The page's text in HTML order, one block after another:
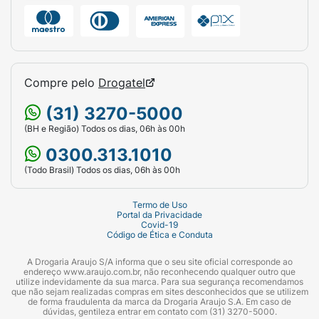
bebida.4. Fonte de Energia
Café: Contém café, que é uma fonte natural
de cafeína, ajudando a melhorar a energia, o
foco e a concentração, sendo uma ótima
opção para quem precisa de um impulso ao
longo do dia.
5. Versatilidade
Acompanha diversos momentos: Ideal para
diferentes ocasiões, desde uma pausa rápida
até um lanche ou sobremesa, o Frappuccino
Clássico pode ser consumido em qualquer
hora do dia, proporcionando uma experiência
saborosa e conveniente.
6. Portabilidade
Compre pelo Drogatel
(31) 3270-5000
(BH e Região) Todos os dias, 06h às 00h
0300.313.1010
(Todo Brasil) Todos os dias, 06h às 00h
Termo de Uso
Portal da Privacidade
Covid-19
Código de Ética e Conduta
A Drogaria Araujo S/A informa que o seu site oficial corresponde ao
endereço www.araujo.com.br, não reconhecendo qualquer outro que
utilize indevidamente da sua marca. Para sua segurança recomendamos
que não sejam realizadas compras em sites desconhecidos que se utilizem
de forma fraudulenta da marca da Drogaria Araujo S.A. Em caso de
dúvidas, gentileza entrar em contato com (31) 3270-5000.